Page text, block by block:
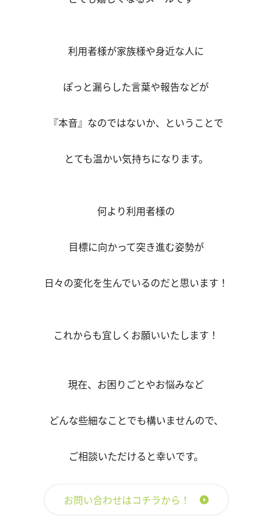
利用者様が家族様や身近な人に
ぽっと漏らした言葉や報告などが
『本音』なのではないか、ということで
とても温かい気持ちになります。
何より利用者様の
目標に向かって突き進む姿勢が
日々の変化を生んでいるのだと思います！
これからも宜しくお願いいたします！
現在、お困りごとやお悩みなど
どんな些細なことでも構いませんので、
ご相談いただけると幸いです。
お問い合わせはコチラから！